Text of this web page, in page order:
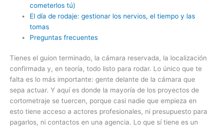
cometerlos tú)
El día de rodaje: gestionar los nervios, el tiempo y las
tomas
Preguntas frecuentes
Tienes el guion terminado, la cámara reservada, la localización
confirmada y, en teoría, todo listo para rodar. Lo único que te
falta es lo más importante: gente delante de la cámara que
sepa actuar. Y aquí es donde la mayoría de los proyectos de
cortometraje se tuercen, porque casi nadie que empieza en
esto tiene acceso a actores profesionales, ni presupuesto para
pagarlos, ni contactos en una agencia. Lo que sí tiene es un